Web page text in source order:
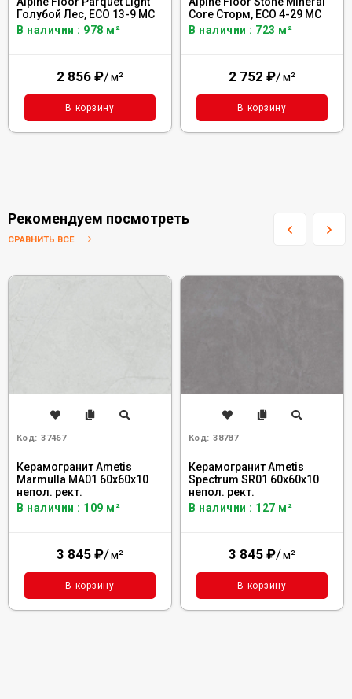
Голубой Лес, ЕСО 13-9 MC
В наличии : 978 м²
2 856 ₽/м²
В корзину
Core Сторм, ЕСО 4-29 MC
В наличии : 723 м²
2 752 ₽/м²
В корзину
Рекомендуем посмотреть
СРАВНИТЬ ВСЕ
Код: 37467
Керамогранит Ametis
Marmulla MA01 60x60x10
непол. рект.
В наличии : 109 м²
3 845 ₽/м²
В корзину
Код: 38787
Керамогранит Ametis
Spectrum SR01 60x60x10
непол. рект.
В наличии : 127 м²
3 845 ₽/м²
В корзину